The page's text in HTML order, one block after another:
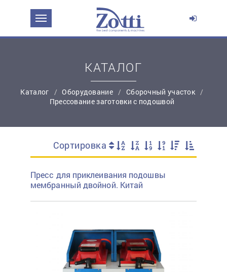
простую регистрацию
КАТАЛОГ
Каталог Оборудование
Сборочный участок
Прессование заготовки с подошвой
Сортировка
Пресс для приклеивания подошвы
мембранный двойной. Китай
Перейти в корзину Продолжить покупки